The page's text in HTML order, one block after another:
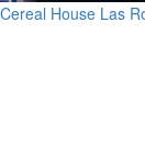
Cereal House Las